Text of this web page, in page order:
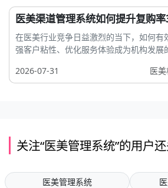
医美渠道管理系统如何提升复购
在医美行业竞争日益激烈的当下，如何有
强客户粘性、优化服务体验成为机构发展
2026-07-31
医
关注“医美管理系统”的用户
医美管理系统